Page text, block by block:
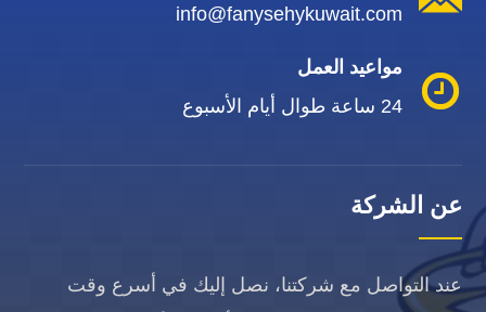
info@fanysehykuwait.com
مواعيد العمل
24 ساعة طوال أيام الأسبوع
عن الشركة
عند التواصل مع شركتنا، نصل إليك في أسرع وقت